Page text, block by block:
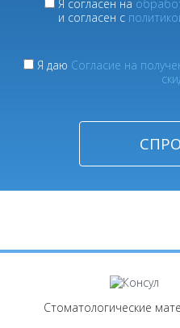
Я согласен на
и согласен с
Я даю Согласие на
Стоматологические